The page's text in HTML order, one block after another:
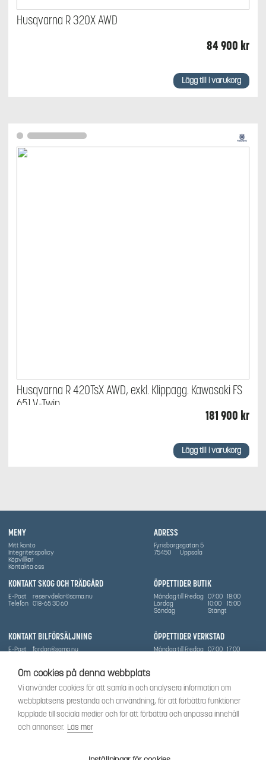
Om cookies på denna webbplats
Vi använder cookies för att samla in och analysera information om
webbplatsens prestanda och användning, för att förbättra funktioner
kopplade till sociala medier och för att förbättra och anpassa innehåll
och annonser. Läs mer
Husqvarna R 320X AWD
84 900 kr
Lägg till i varukorg
Husqvarna R 420TsX AWD, exkl. Klippagg. Kawasaki FS
651 V-Twin
181 900 kr
Lägg till i varukorg
MENY
Mitt konto
Integritetspolicy
Köpvillkor
Kontakta oss
ÖPPETTIDER BUTIK
Måndag till Fredag 07:00 18:00
Lördag
10:00
15:00
Söndag
Stängt
ÖPPETTIDER VERKSTAD
Måndag till Fredag 07:00 17:00
ADRESS
Fyrisborgsgatan 5
75450
Uppsala
KONTAKT SKOG OCH TRÄDGÅRD
E-Post
reservdelar@sama.nu
Telefon 018-65 30 60
KONTAKT BILFÖRSÄLJNING
E-Post
fordon@sama.nu
Vi har sedan 1970-talet levererat skog-och trädgårdsprodukter till Uppsala med omnejd. Vi
har idag även ett brett utbud av dessa produkter samt BRP:s produktsortiment, gällande
Can-Am, Sea-Doo.
Vi är certifierad serviceverkstad.
SOCIALT